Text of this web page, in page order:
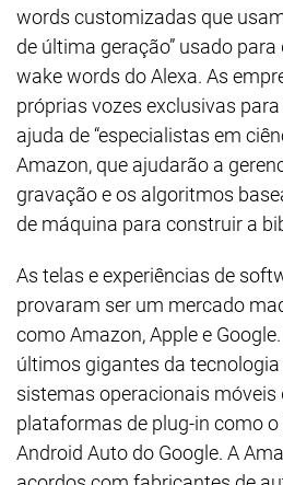
words customizadas que
de última geração” usado
wake words do Alexa. As
próprias vozes exclusivas
ajuda de “especialistas em
Amazon, que ajudarão a
gravação e os algoritmos
de máquina para construir a
As telas e experiências de
provaram ser um mercado
como Amazon, Apple e
últimos gigantes da
sistemas operacionais móveis
plataformas de plug-in como o
Android Auto do Google. A